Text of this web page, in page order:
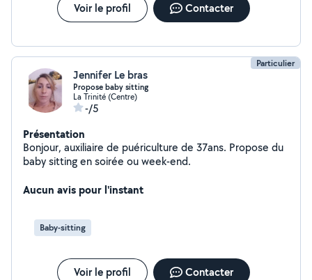
Voir le profil Contacter
Particulier
Jennifer Le bras
Propose baby sitting
La Trinité (Centre)
-/5
Présentation
Bonjour, auxiliaire de puériculture de 37ans. Propose du
baby sitting en soirée ou week-end.
Aucun avis pour l'instant
Baby-sitting
Voir le profil Contacter